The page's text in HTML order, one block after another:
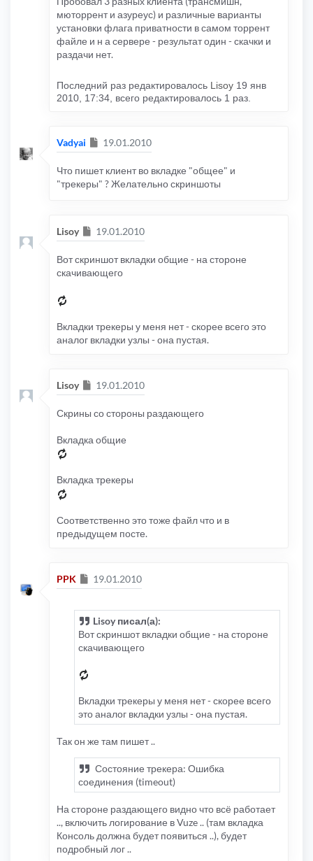
мюторрент и азуреус) и различные варианты
установки флага приватности в самом торрент
файле и н а сервере - результат один - скачки и
раздачи нет.
Последний раз редактировалось Lisoy 19 янв
2010, 17:34, всего редактировалось 1 раз.
Vadyai Сообщение
19.01.2010
Что пишет клиент во вкладке "общее" и
"трекеры" ? Желательно скриншоты
Lisoy Сообщение
19.01.2010
Вот скриншот вкладки общие - на стороне
скачивающего
Вкладки трекеры у меня нет - скорее всего это
аналог вкладки узлы - она пустая.
Lisoy Сообщение
19.01.2010
Скрины со стороны раздающего
Вкладка общие
Вкладка трекеры
Соответственно это тоже файл что и в
предыдущем посте.
PPK Сообщение
19.01.2010
Lisoy писал(а):
Вот скриншот вкладки общие - на стороне
скачивающего
Вкладки трекеры у меня нет - скорее всего
это аналог вкладки узлы - она пустая.
Так он же там пишет ..
Состояние трекера: Ошибка
соединения (timeout)
На стороне раздающего видно что всё работает
.., включить логирование в Vuze .. (там вкладка
Консоль должна будет появиться ..), будет
подробный лог ..